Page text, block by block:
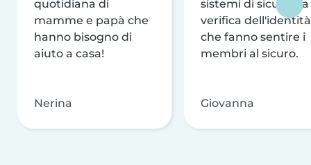
quotidiana di
mamme e papà che
hanno bisogno di
aiuto a casa!
Nerina
sistemi di sicurezza
verifica dell'identità
che fanno sentire i
membri al sicuro.
Giovanna